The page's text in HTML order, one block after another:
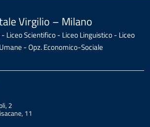
Virgilio – Milano
- Liceo Scientifico - Liceo Linguistico - Liceo
- Opz. Economico-Sociale
2
11